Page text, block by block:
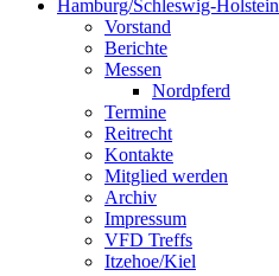
Hamburg/Schleswig-Holstein
Vorstand
Berichte
Messen
Nordpferd
Termine
Reitrecht
Kontakte
Mitglied werden
Archiv
Impressum
VFD Treffs
Itzehoe/Kiel